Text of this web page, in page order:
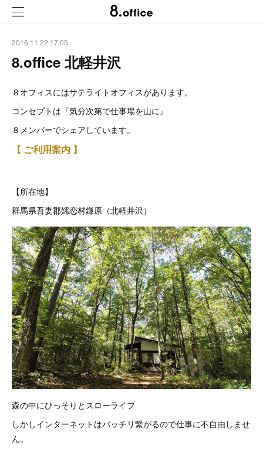
2016.11.22 17:05
8.office 北軽井沢
８オフィスにはサテライトオフィスがあります。
コンセプトは『気分次第で仕事場を山に』
８メンバーでシェアしています。
【 ご利用案内 】
【所在地】
群馬県吾妻郡嬬恋村鎌原（北軽井沢）
森の中にひっそりとスローライフ
しかしインターネットはバッチリ繋がるので仕事に不自由しませ
ん。